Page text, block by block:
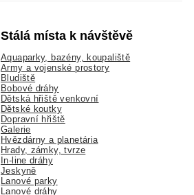
Stálá místa k návštěvě
Aquaparky, bazény, koupaliště
Army a vojenské prostory
Bludiště
Bobové dráhy
Dětská hřiště venkovní
Dětské koutky
Dopravní hřiště
Galerie
Hvězdárny a planetária
Hrady, zámky, tvrze
In-line dráhy
Jeskyně
Lanové parky
Lanové dráhy